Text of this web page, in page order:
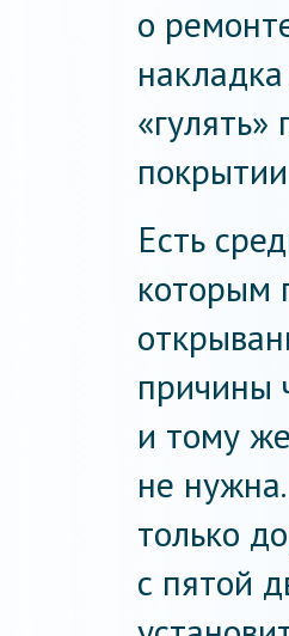
о
Есть
которым
причины
и тому
не
только
с пятой